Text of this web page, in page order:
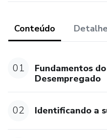
Conteúdo
01
Fundamentos
Desempregado
02 Identificando a